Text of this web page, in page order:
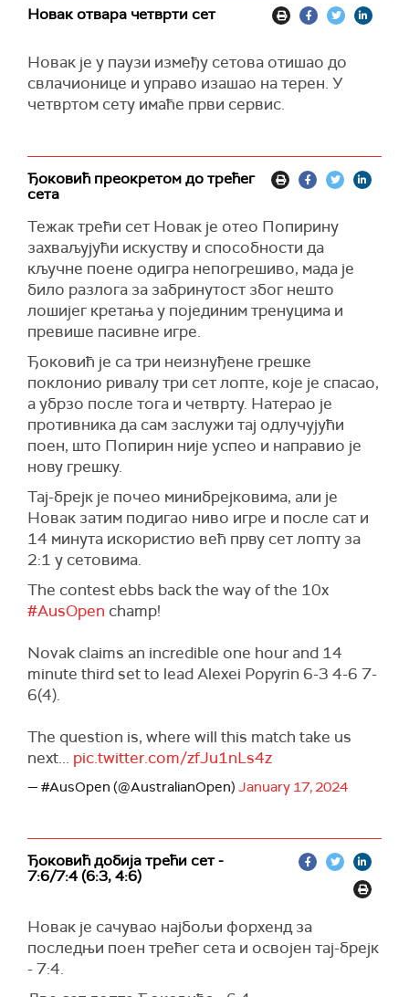
Новак отвара четврти сет
Новак је у паузи између сетова отишао до
свлачионице и управо изашао на терен. У
четвртом сету имаће први сервис.
Ђоковић преокретом до трећег
сета
Тежак трећи сет Новак је отео Попирину
захваљујући искуству и способности да
кључне поене одигра непогрешиво, мада је
било разлога за забринутост због нешто
лошијег кретања у појединим тренуцима и
превише пасивне игре.
Ђоковић је са три неизнуђене грешке
поклонио ривалу три сет лопте, које је спасао,
а убрзо после тога и четврту. Натерао је
противника да сам заслужи тај одлучујући
поен, што Попирин није успео и направио је
нову грешку.
Тај-брејк је почео минибрејковима, али је
Новак затим подигао ниво игре и после сат и
14 минута искористио већ прву сет лопту за
2:1 у сетовима.
The contest ebbs back the way of the 10x
#AusOpen champ!
Novak claims an incredible one hour and 14
minute third set to lead Alexei Popyrin 6-3 4-6 7-
6(4).
The question is, where will this match take us
next... pic.twitter.com/zfJu1nLs4z
— #AusOpen (@AustralianOpen) January 17, 2024
Ђоковић добија трећи сет -
7:6/7:4 (6:3, 4:6)
Новак је сачувао најбољи форхенд за
последњи поен трећег сета и освојен тај-брејк
- 7:4.